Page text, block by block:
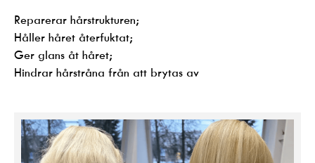
Reparerar hårstrukturen;
Håller håret återfuktat;
Ger glans åt håret;
Hindrar hårstråna från att brytas av